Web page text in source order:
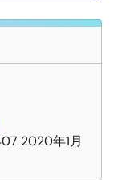
2020年1月